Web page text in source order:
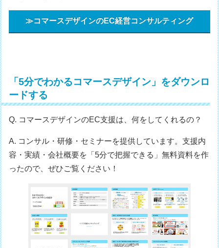
≫コマースデザインのEC経営コンサルティング
「5分でわかるコマースデザイン」をダウンロ
ードする
Q. コマースデザインのEC支援は、何をしてくれるの？
A. コンサル・研修・セミナーを提供しています。支援内
容・実績・会社概要を「5分で把握できる」無料資料を作
ったので、ぜひご覧ください！